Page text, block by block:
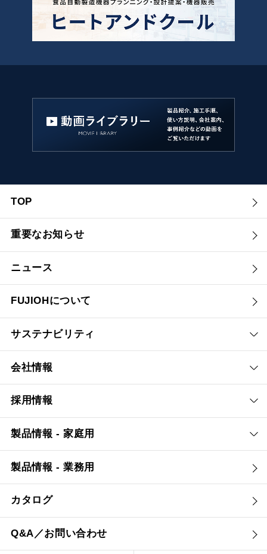
TOP
重要なお知らせ
ニュース
FUJIOHについて
サステナビリティ
会社情報
採用情報
製品情報 - 家庭用
製品情報 - 業務用
カタログ
Q&A／お問い合わせ